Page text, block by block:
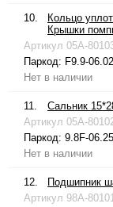
10.
Кольцо
Крышки
Артикул 05A-
Паркод: F9.9-
Нет в наличии
11.
Сальник
Артикул 05A-
Паркод: 9.8F-
Нет в наличии
12.
Подшипник
Артикул 98A-